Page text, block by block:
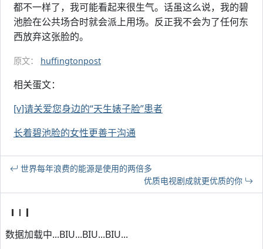
都不一样了，我可能看起来很生气。话虽这么说，我的碧
池脸在公共场合时就会派上用场。反正我不会为了任何东
西放弃这张脸的。
原文： huffingtonpost
相关蛋文：
[v]请关爱您身边的“天生婊子脸”患者
长着碧池脸的女性更善于沟通
世界每年浪费的能源是使用的两倍多
优质电视剧成就更优质的你
数据加载中...BIU...BIU...BIU...